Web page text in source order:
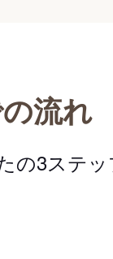
流れ
の3ステ